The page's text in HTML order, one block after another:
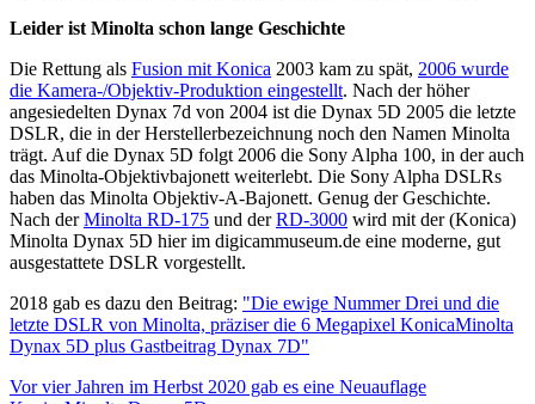
Leider ist Minolta schon lange Geschichte
Die Rettung als Fusion mit Konica 2003 kam zu spät, 2006 wurde
die Kamera-/Objektiv-Produktion eingestellt. Nach der höher
angesiedelten Dynax 7d von 2004 ist die Dynax 5D 2005 die letzte
DSLR, die in der Herstellerbezeichnung noch den Namen Minolta
trägt. Auf die Dynax 5D folgt 2006 die Sony Alpha 100, in der auch
das Minolta-Objektivbajonett weiterlebt. Die Sony Alpha DSLRs
haben das Minolta Objektiv-A-Bajonett. Genug der Geschichte.
Nach derMinolta RD-175 und derRD-3000 wird mit der (Konica)
Minolta Dynax 5D hier im digicammuseum.de eine moderne, gut
ausgestattete DSLR vorgestellt.
2018 gab es dazu den Beitrag: "Die ewige Nummer Drei und die
letzte DSLR von Minolta, präziser die 6 Megapixel KonicaMinolta
Dynax 5D plus Gastbeitrag Dynax 7D"
Vor vier Jahren im Herbst 2020 gab es eine Neuauflage